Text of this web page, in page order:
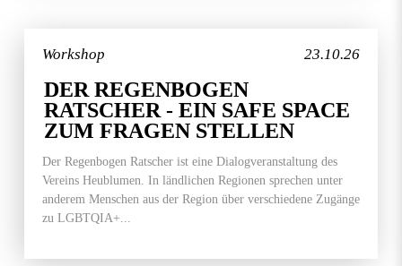
23.10.26
Workshop
DER REGENBOGEN
RATSCHER - EIN SAFE SPACE
ZUM FRAGEN STELLEN
Der Regenbogen Ratscher ist eine Dialogveranstaltung des
Vereins Heublumen. In ländlichen Regionen sprechen unter
anderem Menschen aus der Region über verschiedene Zugänge
zu LGBTQIA+...